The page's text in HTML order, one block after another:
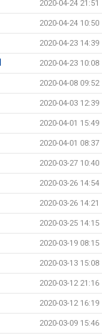
2020-04-24 21:51
2020-04-24 10:50
2020-04-23 14:39
2020-04-23 10:08
2020-04-08 09:52
2020-04-03 12:39
2020-04-01 15:49
2020-04-01 08:37
2020-03-27 10:40
2020-03-26 14:54
2020-03-26 14:21
2020-03-25 14:15
2020-03-19 08:15
2020-03-13 15:08
2020-03-12 21:16
2020-03-12 16:19
2020-03-09 15:46